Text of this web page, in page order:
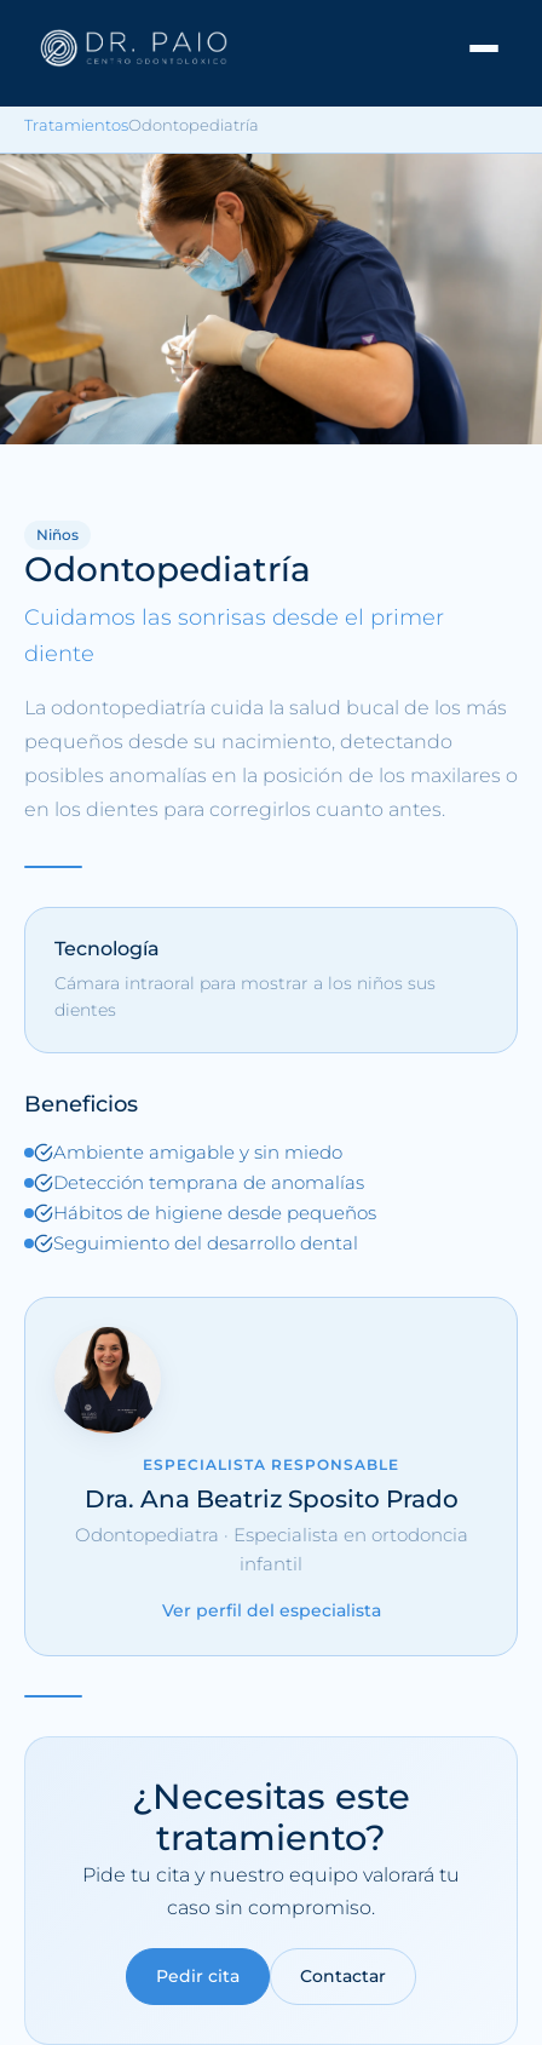
TratamientosOdontopediatría
Niños
Odontopediatría
Cuidamos las sonrisas desde el primer
diente
La odontopediatría cuida la salud bucal de los más
pequeños desde su nacimiento, detectando
posibles anomalías en la posición de los maxilares o
en los dientes para corregirlos cuanto antes.
Tecnología
Cámara intraoral para mostrar a los niños sus
dientes
Beneficios
Ambiente amigable y sin miedo
Detección temprana de anomalías
Hábitos de higiene desde pequeños
Seguimiento del desarrollo dental
ESPECIALISTA RESPONSABLE
Dra. Ana Beatriz Sposito Prado
Odontopediatra · Especialista en ortodoncia
infantil
Ver perfil del especialista
¿Necesitas este
tratamiento?
Pide tu cita y nuestro equipo valorará tu
caso sin compromiso.
Pedir cita Contactar